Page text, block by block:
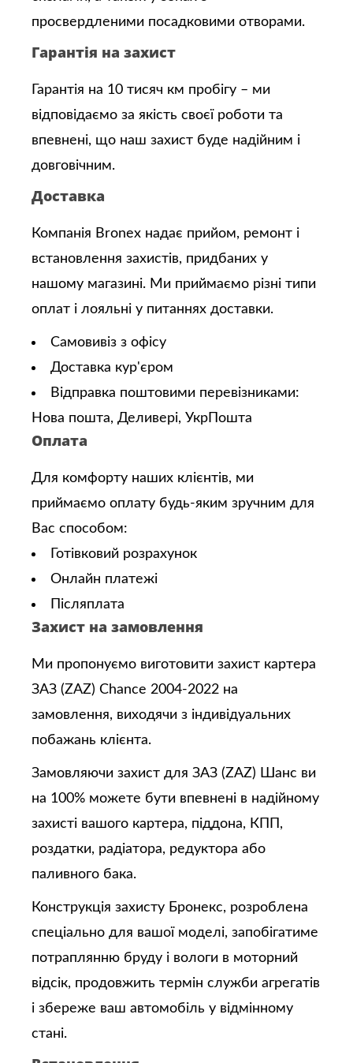
просвердленими посадковими отворами.
Гарантія на захист
Гарантія на 10 тисяч км пробігу – ми
відповідаємо за якість своєї роботи та
впевнені, що наш захист буде надійним і
довговічним.
Доставка
Компанія Bronex надає прийом, ремонт і
встановлення захистів, придбаних у
нашому магазині. Ми приймаємо різні типи
оплат і лояльні у питаннях доставки.
Самовивіз з офісу
Доставка кур'єром
Відправка поштовими перевізниками:
Нова пошта, Деливері, УкрПошта
Оплата
Для комфорту наших клієнтів, ми
приймаємо оплату будь-яким зручним для
Вас способом:
Готівковий розрахунок
Онлайн платежі
Післяплата
Захист на замовлення
Ми пропонуємо виготовити захист картера
ЗАЗ (ZAZ) Chance 2004-2022 на
замовлення, виходячи з індивідуальних
побажань клієнта.
Замовляючи захист для ЗАЗ (ZAZ) Шанс ви
на 100% можете бути впевнені в надійному
захисті вашого картера, піддона, КПП,
роздатки, радіатора, редуктора або
паливного бака.
Конструкція захисту Бронекс, розроблена
спеціально для вашої моделі, запобігатиме
потраплянню бруду і вологи в моторний
відсік, продовжить термін служби агрегатів
і збереже ваш автомобіль у відмінному
стані.